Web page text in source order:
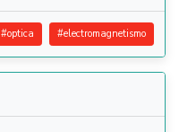
#optica #electromagnetismo